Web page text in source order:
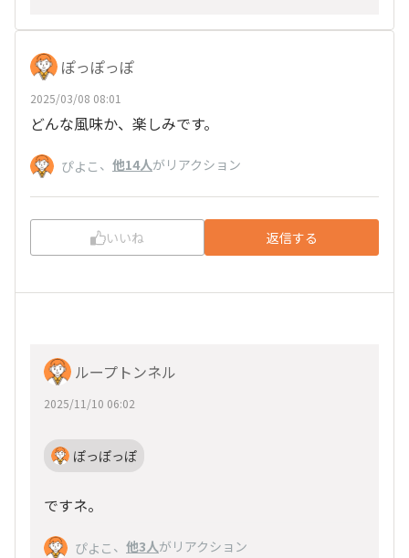
ぽっぽっぽ
2025/03/08 08:01
どんな風味か、楽しみです。
ぴよこ 、 他14人がリアクション
いいね 返信する
ループトンネル
2025/11/10 06:02
ぽっぽっぽ
ですネ。
ぴよこ 、 他3人がリアクション